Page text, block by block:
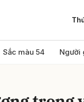
Sắc màu 54 Người